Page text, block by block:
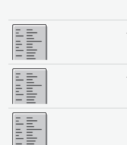
Daha fazla
Daha fazla
Daha fazla